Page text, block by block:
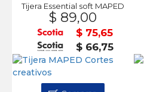
Tijera Essential soft MAPED
$ 89,00
$ 75,65
$ 66,75